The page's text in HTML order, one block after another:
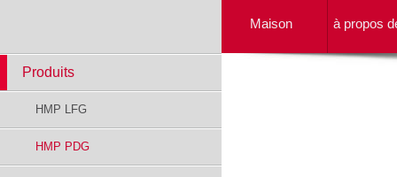
Maison à propos
Produits
HMP LFG
HMP PDG